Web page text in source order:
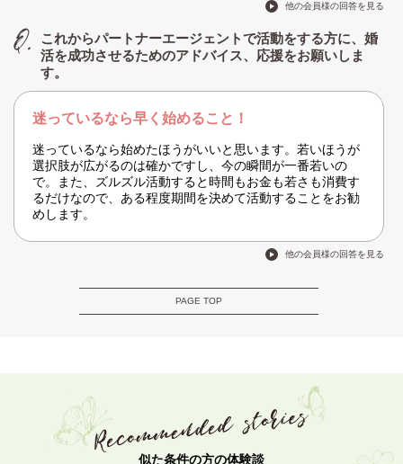
他の会員様の回答を見る
これからパートナーエージェントで活動をする方に、婚
活を成功させるためのアドバイス、応援をお願いしま
す。
迷っているなら早く始めること！
迷っているなら始めたほうがいいと思います。若いほうが
選択肢が広がるのは確かですし、今の瞬間が一番若いの
で。また、ズルズル活動すると時間もお金も若さも消費す
るだけなので、ある程度期間を決めて活動することをお勧
めします。
他の会員様の回答を見る
PAGE TOP
似た条件の方の体験談